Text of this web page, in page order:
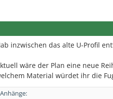
inzwischen das alte U-Profil
wäre der Plan eine neue
Material würdet ihr die
Anhänge: